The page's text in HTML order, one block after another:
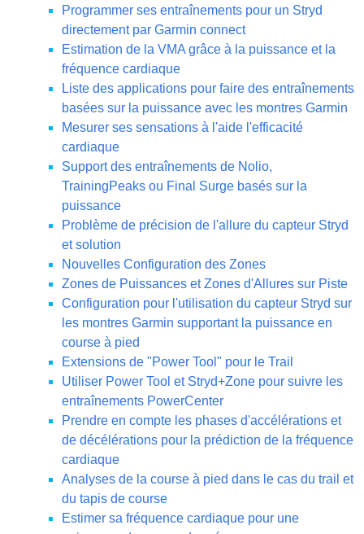
Programmer ses entraînements pour un Stryd
directement par Garmin connect
Estimation de la VMA grâce à la puissance et la
fréquence cardiaque
Liste des applications pour faire des entraînements
basées sur la puissance avec les montres Garmin
Mesurer ses sensations à l'aide l'efficacité
cardiaque
Support des entraînements de Nolio,
TrainingPeaks ou Final Surge basés sur la
puissance
Problème de précision de l'allure du capteur Stryd
et solution
Nouvelles Configuration des Zones
Zones de Puissances et Zones d'Allures sur Piste
Configuration pour l'utilisation du capteur Stryd sur
les montres Garmin supportant la puissance en
course à pied
Extensions de "Power Tool" pour le Trail
Utiliser Power Tool et Stryd+Zone pour suivre les
entraînements PowerCenter
Prendre en compte les phases d'accélérations et
de décélérations pour la prédiction de la fréquence
cardiaque
Analyses de la course à pied dans le cas du trail et
du tapis de course
Estimer sa fréquence cardiaque pour une